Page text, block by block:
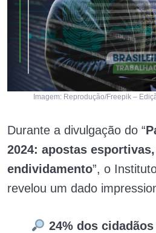
Imagem: Reprodução/Freepik –
Durante a divulgação do “
2024: apostas
endividamento”, o
revelou um dado
24% dos